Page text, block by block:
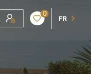
0 FR